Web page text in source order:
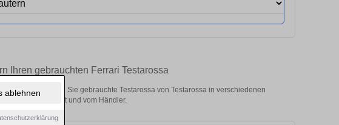
ablehnen
Ihren gebrauchten Ferrari Testarossa
Entdecken Sie gebrauchte Testarossa von Testarossa in verschiedenen
von privat und vom Händler.